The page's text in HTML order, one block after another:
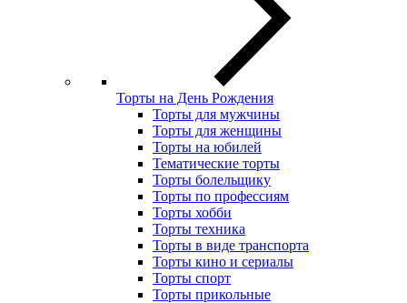
Торты на День Рождения
Торты для мужчины
Торты для женщины
Торты на юбилей
Тематические торты
Торты болельщику
Торты по профессиям
Торты хобби
Торты техника
Торты в виде транспорта
Торты кино и сериалы
Торты спорт
Торты прикольные